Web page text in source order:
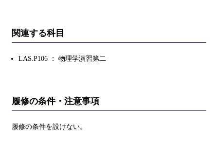
関連する科目
LAS.P106 ： 物理学演習第二
履修の条件・注意事項
履修の条件を設けない。